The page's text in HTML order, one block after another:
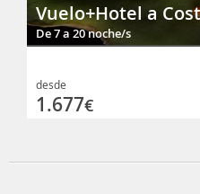
Vuelo+Hotel a
De 7 a 20 noche/s
desde
1.677€